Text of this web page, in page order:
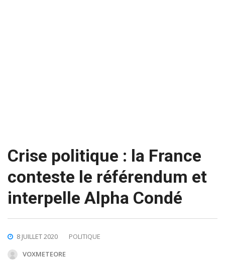
Crise politique : la France
conteste le référendum et
interpelle Alpha Condé
8 JUILLET 2020
POLITIQUE
VOXMETEORE